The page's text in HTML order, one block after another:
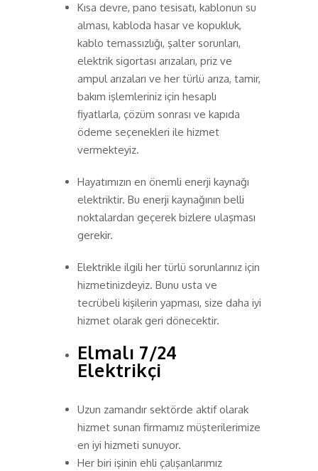
Kısa devre, pano tesisatı, kablonun su
alması, kabloda hasar ve kopukluk,
kablo temassızlığı, şalter sorunları,
elektrik sigortası arızaları, priz ve
ampul arızaları ve her türlü arıza, tamir,
bakım işlemleriniz için hesaplı
fiyatlarla, çözüm sonrası ve kapıda
ödeme seçenekleri ile hizmet
vermekteyiz.
Hayatımızın en önemli enerji kaynağı
elektriktir. Bu enerji kaynağının belli
noktalardan geçerek bizlere ulaşması
gerekir.
Elektrikle ilgili her türlü sorunlarınız için
hizmetinizdeyiz. Bunu usta ve
tecrübeli kişilerin yapması, size daha iyi
hizmet olarak geri dönecektir.
Elmalı 7/24
Elektrikçi
Uzun zamandır sektörde aktif olarak
hizmet sunan firmamız müşterilerimize
en iyi hizmeti sunuyor.
Her biri işinin ehli çalışanlarımız